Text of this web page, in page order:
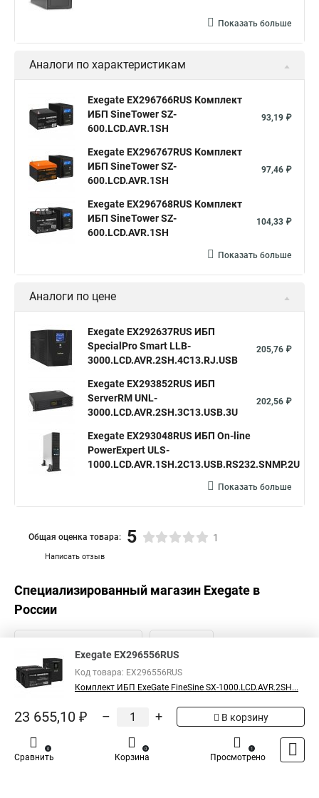
Показать больше
Аналоги по характеристикам
Exegate EX296766RUS Комплект
ИБП SineTower SZ-
600.LCD.AVR.1SH
93,19 ₽
Exegate EX296767RUS Комплект
ИБП SineTower SZ-
600.LCD.AVR.1SH
97,46 ₽
Exegate EX296768RUS Комплект
ИБП SineTower SZ-
600.LCD.AVR.1SH
104,33 ₽
Показать больше
Аналоги по цене
Exegate EX292637RUS ИБП
SpecialPro Smart LLB-
3000.LCD.AVR.2SH.4C13.RJ.USB
205,76 ₽
Exegate EX293852RUS ИБП
ServerRM UNL-
3000.LCD.AVR.2SH.3C13.USB.3U
202,56 ₽
Exegate EX293048RUS ИБП On-line
PowerExpert ULS-
1000.LCD.AVR.1SH.2C13.USB.RS232.SNMP.2U
Показать больше
Написать отзыв
Общая оценка товара: 5 1
Специализированный магазин Exegate в
России
Exegate EX296556RUS
Код товара: EX296556RUS
Комплект ИБП ExeGate FineSine SX-1000.LCD.AVR.2SH...
23 655,10 ₽ – + В корзину
Сравнить
0
Корзина
0
Просмотрено
1